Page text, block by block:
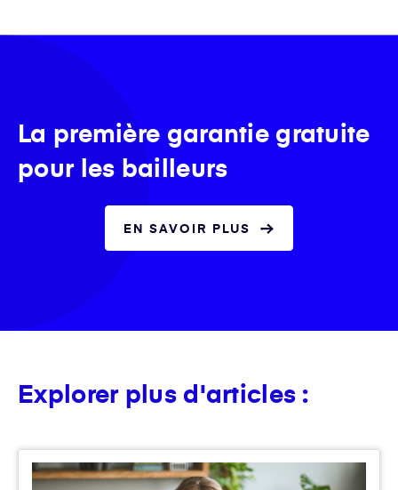
La première garantie gratuite
pour les bailleurs
EN SAVOIR PLUS
Explorer plus d'articles :